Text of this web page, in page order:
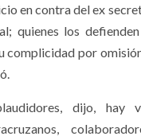
en contra del ex
quienes los
complicidad por
dijo, hay